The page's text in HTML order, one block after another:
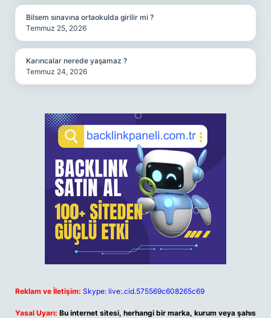
Bilsem sınavına ortaokulda girilir mi ?
Temmuz 25, 2026
Karıncalar nerede yaşamaz ?
Temmuz 24, 2026
Reklam ve İletişim: Skype: live:.cid.575569c608265c69
Yasal Uyarı: Bu internet sitesi, herhangi bir marka, kurum veya şahıs